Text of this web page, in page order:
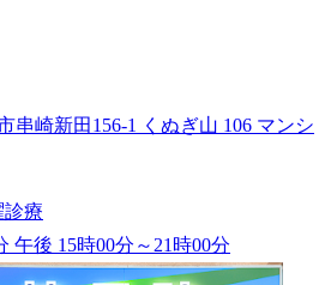
串崎新田156‐1 くぬぎ山 106 マンシ
診療
午後 15時00分～21時00分